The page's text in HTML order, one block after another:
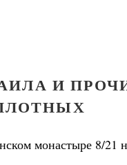
И
монастыре 8/21